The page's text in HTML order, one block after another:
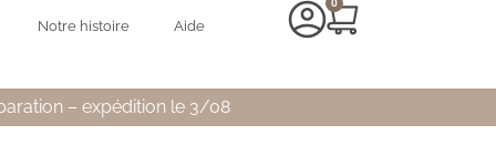
Notre histoire Aide
0
– expédition le 3/08